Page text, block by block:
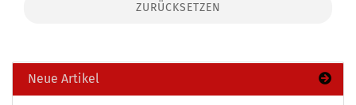
ZURÜCKSETZEN
Neue Artikel